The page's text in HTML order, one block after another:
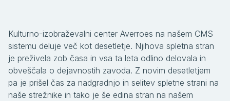
Kulturno-izobraževalni center Averroes na našem CMS
sistemu deluje več kot desetletje. Njihova spletna stran
je preživela zob časa in vsa ta leta odlino delovala in
obveščala o dejavnostih zavoda. Z novim desetletjem
pa je prišel čas za nadgradnjo in selitev spletne strani na
naše strežnike in tako je še edina stran na našem